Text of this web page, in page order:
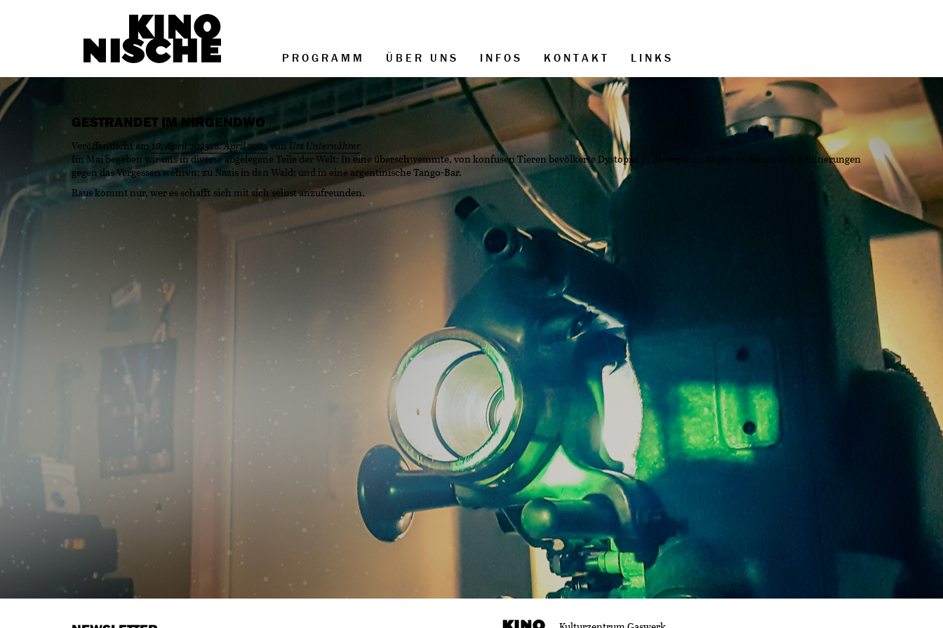
PROGRAMM ÜBER UNS INFOS KONTAKT LINKS
GESTRANDET IM NIRGENDWO
Veröffentlicht am18. April 202518. April 2025von Urs Unternährer
Im Mai begeben wir uns in diverse abgelegene Teile der Welt: In eine überschwemmte, von konfusen Tieren bevölkerte Dystopie; in die eigenen Köpfe, in denen sich Erinnerungen
gegen das Vergessen wehren; zu Nazis in den Wald; und in eine argentinische Tango-Bar.
Raus kommt nur, wer es schafft sich mit sich selbst anzufreunden.